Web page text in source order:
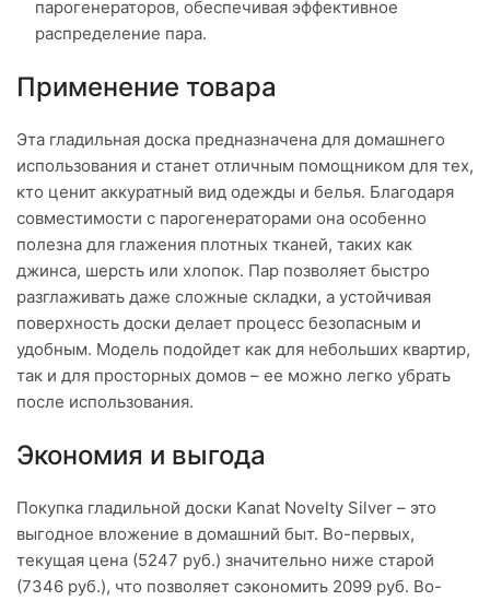
парогенераторов, обеспечивая эффективное
распределение пара.
Применение товара
Эта гладильная доска предназначена для домашнего
использования и станет отличным помощником для тех,
кто ценит аккуратный вид одежды и белья. Благодаря
совместимости с парогенераторами она особенно
полезна для глажения плотных тканей, таких как
джинса, шерсть или хлопок. Пар позволяет быстро
разглаживать даже сложные складки, а устойчивая
поверхность доски делает процесс безопасным и
удобным. Модель подойдет как для небольших квартир,
так и для просторных домов – ее можно легко убрать
после использования.
Экономия и выгода
Покупка гладильной доски Kanat Novelty Silver – это
выгодное вложение в домашний быт. Во-первых,
текущая цена (5247 руб.) значительно ниже старой
(7346 руб.), что позволяет сэкономить 2099 руб. Во-